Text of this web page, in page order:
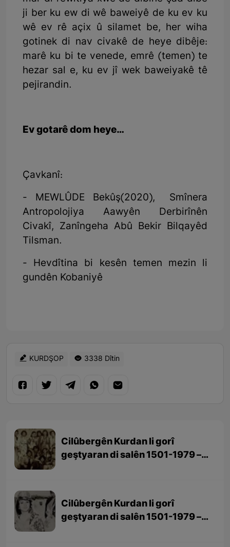
ji ber ku ew di wê baweiyê de ku ev ku
wê ev rê açix û silamet be, her wiha
gotinek di nav civakê de heye dibêje:
marê ku bi te venede, emrê (temen) te
hezar sal e, ku ev jî wek baweiyakê tê
pejirandin.
Ev gotarê dom heye…
Çavkanî:
- MEWLÛDE Bekûş(2020), Smînera
Antropolojiya Aawyên Derbirînên
Civakî, Zanîngeha Abû Bekir Bilqayêd
Tilsman.
- Hevdîtina bi kesên temen mezin li
gundên Kobaniyê
KURDŞOP 3338 Dîtin
Cilûbergên Kurdan li gorî
geştyaran di salên 1501-1979 –
Cilûbergên Kurdan li gorî
geştyaran di salên 1501-1979 –